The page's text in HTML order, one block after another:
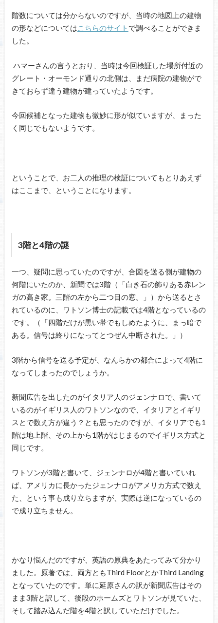
階数については分からないのですが、当時の地図上の建物
の形などについてはこちらのサイト で調べることができま
した。
ハマーさんの言うとおり、当時は今回検証した場所付近の
グレート・オーモンド通りの北側は、まだ病院の建物がで
きておらず違う建物が建っていたようです。
今回候補となった建物も微妙に形が似ていますが、まった
く同じでもないようです。
ということで、お二人の推理の検証についてもとりあえず
はここまで、ということになります。
3階と4階の謎
一つ、疑問に思っていたのですが、合図を送る側が建物の
何階にいたのか、新聞では3階（「白き石の飾りある赤レン
ガの高き家。三階の左から二つ目の窓。」）から送るとさ
れているのに、ワトソン博士の記載では4階となっているの
です。（「四階だけが黒い帯でもしめたように、まっ暗で
ある。信号は終りになってとつぜん中断された。」）
3階から信号を送る予定が、なんらかの都合によって4階に
なってしまったのでしょうか。
新聞広告を出したのがイタリア人のジェンナロで、書いて
いるのがイギリス人のワトソンなので、イタリアとイギリ
スとで数え方が違う？とも思ったのですが、イタリアでも1
階は地上階、その上から1階がはじまるのでイギリス方式と
同じです。
ワトソンが3階と書いて、ジェンナロが4階と書いていれ
ば、アメリカに長かったジェンナロがアメリカ方式で数え
た、という事も成り立ちますが、実際は逆になっているの
で成り立ちません。
かなり悩んだのですが、英語の原典をあたってみて分かり
ました。原著では、両方ともThird FloorとかThird Landing
となっていたのです。単に延原さんの訳が新聞広告はその
まま3階と訳して、後段のホームズとワトソンが見ていた、
そして踏み込んだ階を4階と訳していただけでした。